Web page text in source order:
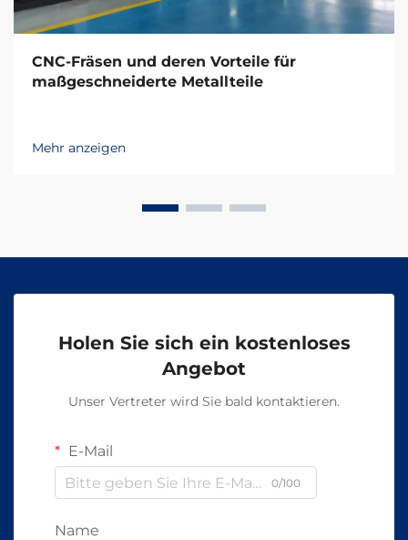
CNC-Fräsen und deren Vorteile für
maßgeschneiderte Metallteile
Mehr anzeigen
Holen Sie sich ein kostenloses
Angebot
Unser Vertreter wird Sie bald kontaktieren.
E-Mail
0/100
Name